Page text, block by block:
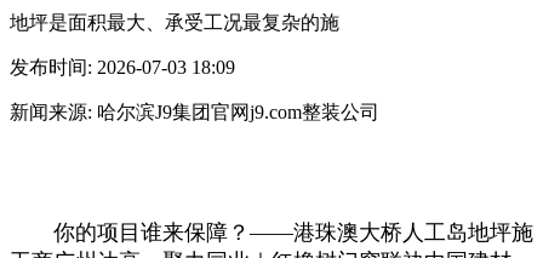
地坪是面积最大、承受工况最复杂的施
发布时间: 2026-07-03 18:09
新闻来源: 哈尔滨J9集团官网j9.com整装公司
你的项目谁来保障？——港珠澳大桥人工岛地坪施